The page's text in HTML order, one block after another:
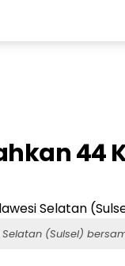
44
(Sulsel)